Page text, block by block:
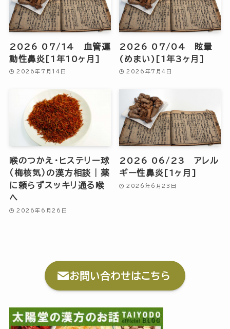
2026 07/14 血管運
動性鼻炎[1年10ヶ月]
2026年7月14日
2026 07/04 眩暈
(めまい)[1年3ヶ月]
2026年7月4日
喉のつかえ・ヒステリー球
（梅核気）の漢方相談｜薬
に頼らずスッキリ通る喉
へ
2026年6月26日
2026 06/23 アレル
ギー性鼻炎[1ヶ月]
2026年6月23日
お問い合わせはこちら